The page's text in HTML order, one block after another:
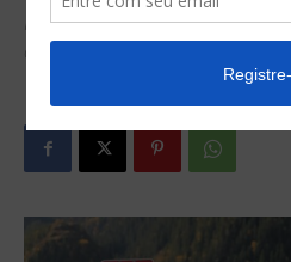
Indústria Automotiva ou de
correta?